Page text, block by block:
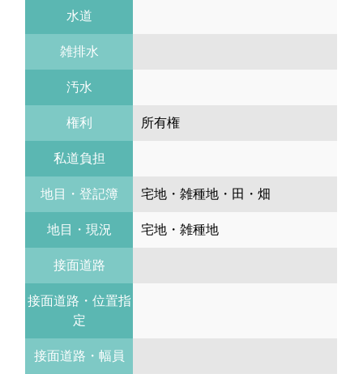
水道
雑排水
汚水
権利 所有権
私道負担
地目・登記簿 宅地・雑種地・田・畑
地目・現況 宅地・雑種地
接面道路
接面道路・位置指
定
接面道路・幅員